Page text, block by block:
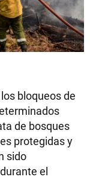
bloqueos de
de bosques
protegidas y
sido
el